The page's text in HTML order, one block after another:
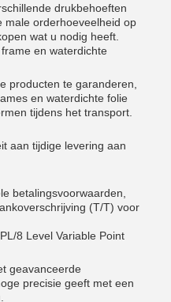
drukbehoeften
male orderhoeveelheid op
wat u nodig heeft.
en waterdichte
producten te garanderen,
en waterdichte folie
tijdens het transport.
aan tijdige levering aan
betalingsvoorwaarden,
(T/T) voor
8 Level Variable Point
geavanceerde
precisie geeft met een